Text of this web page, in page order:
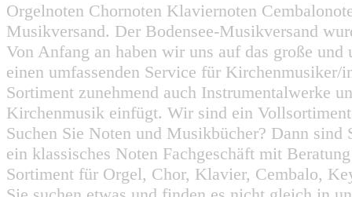
Orgelnoten Chornoten Klaviernoten
Musikversand. Der Bodensee-Musikversand
Von Anfang an haben wir uns auf das große
einen umfassenden Service für
Sortiment zunehmend auch Instrumentalwerke
Kirchenmusik einfügt. Wir sind ein
Suchen Sie Noten und Musikbücher? Dann
ein klassisches Noten Fachgeschäft mit
Sortiment für Orgel, Chor, Klavier, Cembalo,